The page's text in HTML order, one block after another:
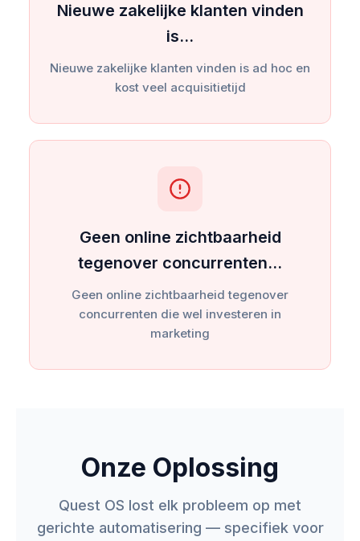
Nieuwe zakelijke klanten vinden
is…
Nieuwe zakelijke klanten vinden is ad hoc en
kost veel acquisitietijd
Geen online zichtbaarheid
tegenover concurrenten…
Geen online zichtbaarheid tegenover
concurrenten die wel investeren in
marketing
Onze Oplossing
Quest OS lost elk probleem op met
gerichte automatisering — specifiek voor